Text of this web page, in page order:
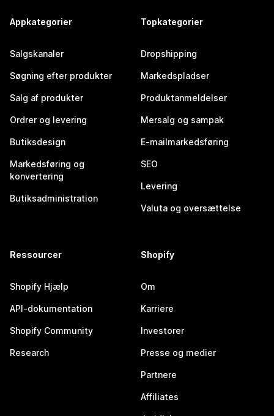
Appkategorier
Salgskanaler
Søgning efter produkter
Salg af produkter
Ordrer og levering
Butiksdesign
Markedsføring og
konvertering
Butiksadministration
Topkategorier
Dropshipping
Markedspladser
Produktanmeldelser
Mersalg og sampak
E-mailmarkedsføring
SEO
Levering
Valuta og oversættelse
Ressourcer
Shopify Hjælp
API-dokumentation
Shopify Community
Research
Shopify
Om
Karriere
Investorer
Presse og medier
Partnere
Affiliates